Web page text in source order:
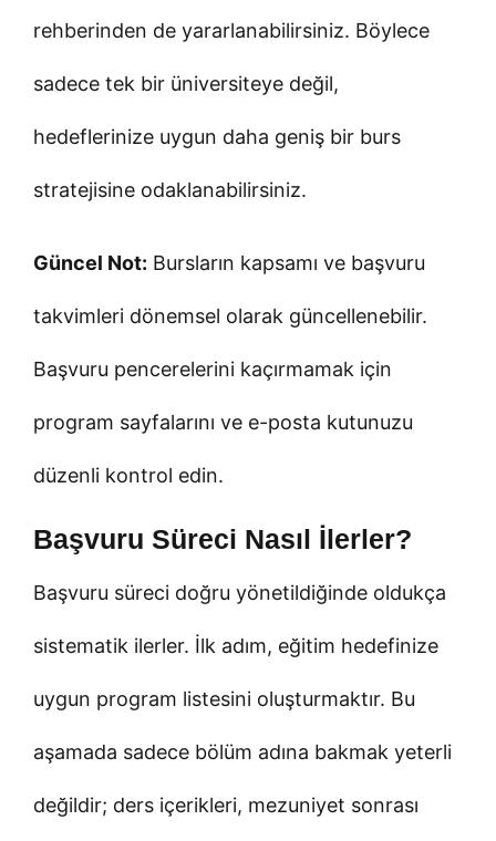
rehberinden de yararlanabilirsiniz. Böylece
sadece tek bir üniversiteye değil,
hedeflerinize uygun daha geniş bir burs
stratejisine odaklanabilirsiniz.
Güncel Not: Bursların kapsamı ve başvuru
takvimleri dönemsel olarak güncellenebilir.
Başvuru pencerelerini kaçırmamak için
program sayfalarını ve e-posta kutunuzu
düzenli kontrol edin.
Başvuru Süreci Nasıl İlerler?
Başvuru süreci doğru yönetildiğinde oldukça
sistematik ilerler. İlk adım, eğitim hedefinize
uygun program listesini oluşturmaktır. Bu
aşamada sadece bölüm adına bakmak yeterli
değildir; ders içerikleri, mezuniyet sonrası